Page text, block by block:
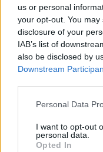
us or personal
your opt-out. You
disclosure of your
IAB’s list of
also be disclosed by
Downstream
Personal Data
I want to opt-out
personal data.
Opted In
bērna kognitīvās
iepriekšējo
bijusi. Ir svarīgi, lai
piemērotāko
šobrīd lielā mērā
skolas būtu
ārpus Rīgas un
lai nodrošinātu